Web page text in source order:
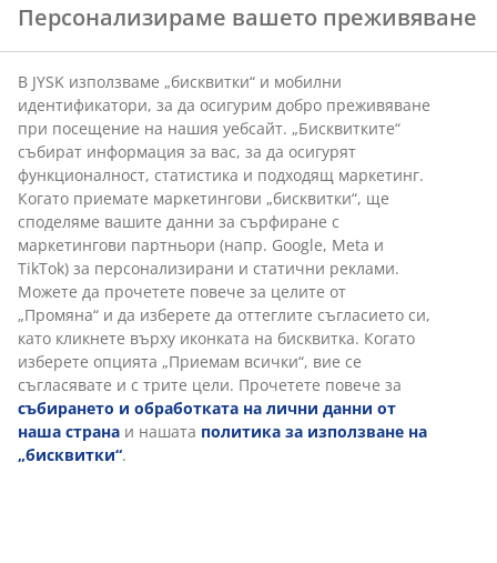
Артикул: 3600636
Инструкции за сглобяване
Характеристики
Отзиви
(108)
Доставка
Персонализираме вашето преживяване
В JYSK използваме „бисквитки“ и мобилни
идентификатори, за да осигурим добро преживяване
при посещение на нашия уебсайт. „Бисквитките“
събират информация за вас, за да осигурят
функционалност, статистика и подходящ маркетинг.
Когато приемате маркетингови „бисквитки“, ще
споделяме вашите данни за сърфиране с
маркетингови партньори (напр. Google, Meta и
TikTok) за персонализирани и статични реклами.
Можете да прочетете повече за целите от
„Промяна“ и да изберете да оттеглите съгласието си,
като кликнете върху иконката на бисквитка. Когато
изберете опцията „Приемам всички“, вие се
съгласявате и с трите цели. Прочетете повече за
събирането и обработката на лични данни от
наша страна и нашата политика за използване на
„бисквитки“.